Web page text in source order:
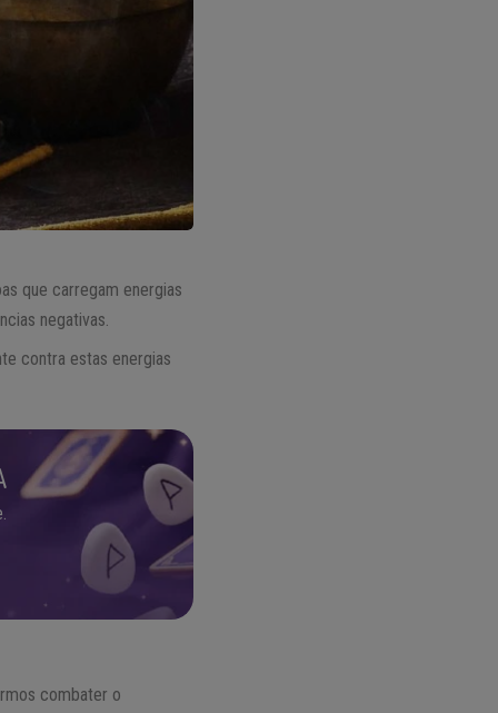
que carregam energias
negativas.
contra estas energias
combater o